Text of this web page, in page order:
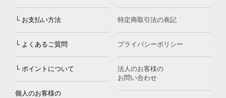
└ お支払い方法
└ よくあるご質問
└ ポイントについて
個人のお客様の
特定商取引法の表記
プライバシーポリシー
法人のお客様の
お問い合わせ